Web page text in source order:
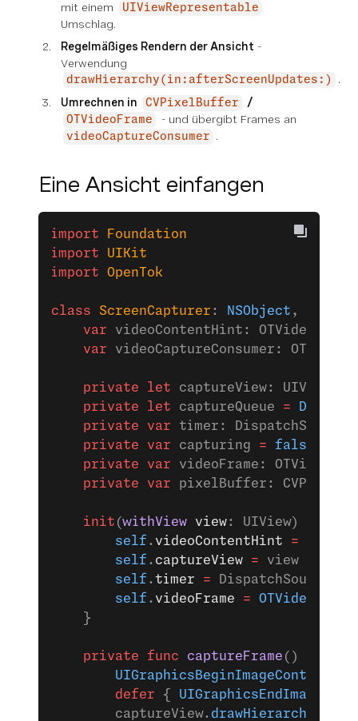
mit einem
UIViewRepresentable
Umschlag.
Regelmäßiges Rendern der Ansicht -
Verwendung
drawHierarchy(in:afterScreenUpdates:)
.
Umrechnen in
CVPixelBuffer /
OTVideoFrame - und übergibt Frames an
videoCaptureConsumer .
Eine Ansicht einfangen
import Foundation
import UIKit
import OpenTok
class ScreenCapturer : NSObject ,
    var
videoContentHint:
    var
videoCaptureConsumer:
    private
let captureView: UIView
    private
let captureQueue =
    private
var timer:
    private
var capturing = false
    private
var videoFrame:
    private
var pixelBuffer:
    init
(withView view: UIView) {
        self
. videoContentHint =
        self
. captureView = view
        self
.timer = DispatchSource.
        self
. videoFrame = OTVideoFrame
    }
    private
func captureFrame ()
        defer
{
        captureView.
drawHierarchy